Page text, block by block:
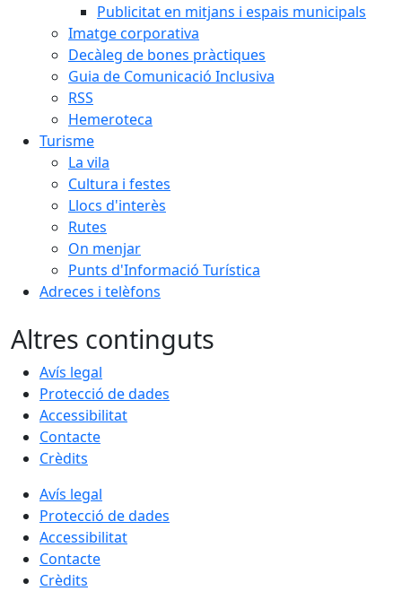
Publicitat en mitjans i espais municipals
Imatge corporativa
Decàleg de bones pràctiques
Guia de Comunicació Inclusiva
RSS
Hemeroteca
Turisme
La vila
Cultura i festes
Llocs d'interès
Rutes
On menjar
Punts d'Informació Turística
Adreces i telèfons
Altres continguts
Avís legal
Protecció de dades
Accessibilitat
Contacte
Crèdits
Avís legal
Protecció de dades
Accessibilitat
Contacte
Crèdits